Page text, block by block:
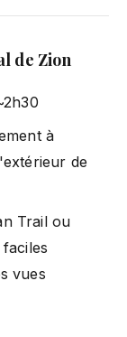
de Zion
à
de
Trail ou
vues